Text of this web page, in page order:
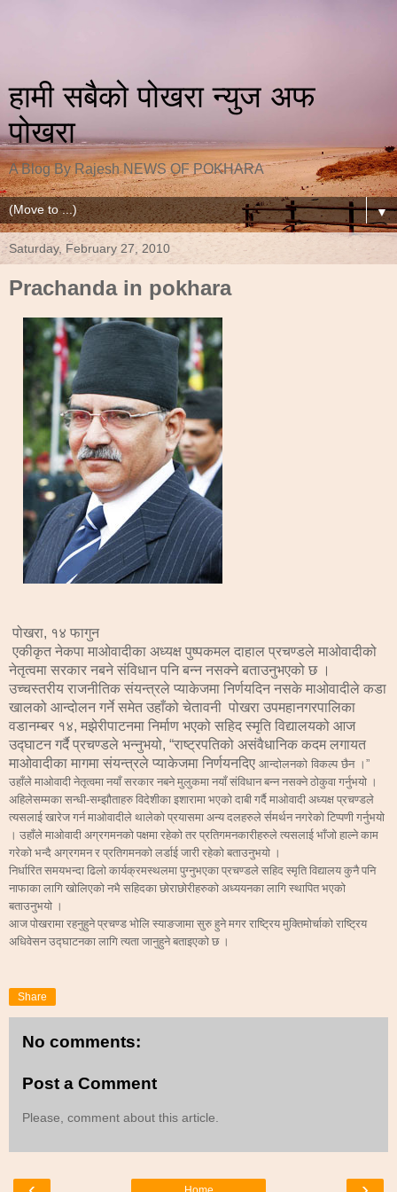
हामी सबैको पोखरा न्युज अफ
पोखरा
A Blog By Rajesh NEWS OF POKHARA
▼
Saturday, February 27, 2010
Prachanda in pokhara
पोखरा, १४ फागुन
एकीकृतनेकपामाओवादीकाअध्यक्षपुष्पकमलदाहालप्रचण्डलेमाओवादीको
नेतृत्वमासरकारनबनेसंविधानपनिबन्ननसक्नेबताउनुभएकोछ ।
उच्चस्तरीयराजनीतिकसंयन्त्रलेप्याकेजमानिर्णयदिननसकेमाओवादीलेकडा
खालकोआन्दोलनगर्नेसमेतउहाँकोचेतावनी पोखराउपमहानगरपालिका
वडानम्बर १४, मझेरीपाटनमानिर्माणभएकोसहिदस्मृतिविद्यालयकोआज
उद्घाटनगर्दैप्रचण्डलेभन्नुभयो, “राष्ट्रपतिकोअसंवैधानिककदमलगायत
माओवादीकामागमासंयन्त्रलेप्याकेजमानिर्णयनदिए आन्दोलनको विकल्प छैन । ”
उहाँलेमाओवादीनेतृत्वमानयाँसरकारनबनेमुलुकमानयाँसंविधानबन्ननसक्नेठोकुवागर्नुभयो ।
अहिलेसम्मकासन्धी-सम्झौताहरुविदेशीकाइशारामाभएकोदाबीगर्दैमाओवादीअध्यक्षप्रचण्डले
त्यसलाईखारेजगर्नमाओवादीलेथालेकोप्रयासमाअन्यदलहरुलेर्समर्थननगरेकोटिप्पणीगर्नुभयो
। उहाँलेमाओवादीअग्रगमनकोपक्षमारहेकोतरप्रतिगमनकारीहरुलेत्यसलाईभाँजोहाल्नेकाम
गरेकोभन्दैअग्रगमनरप्रतिगमनकोलर्डाईजारीरहेकोबताउनुभयो ।
निर्धारितसमयभन्दाढिलोकार्यक्रमस्थलमापुग्नुभएकाप्रचण्डलेसहिदस्मृतिविद्यालयकुनैपनि
नाफाकालागिखोलिएकोनभैसहिदकाछोराछोरीहरुकोअध्ययनकालागिस्थापितभएको
बताउनुभयो ।
आजपोखरामारहनुहुनेप्रचण्डभोलिस्याङजामासुरुहुनेमगरराष्ट्रियमुक्तिमोर्चाकोराष्ट्रिय
अधिवेसनउद्घाटनकालागित्यताजानुहुनेबताइएकोछ ।
Share
No comments:
Post a Comment
Please, comment about this article.